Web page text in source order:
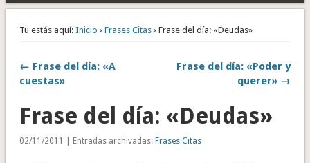
Tu estás aquí: Inicio › Frases Citas› Frase del día: «Deudas»
← Frase del día: «A
cuestas»
Frase del día: «Poder y
querer» →
Frase del día: «Deudas»
02/11/2011 | Entradas archivadas: Frases Citas